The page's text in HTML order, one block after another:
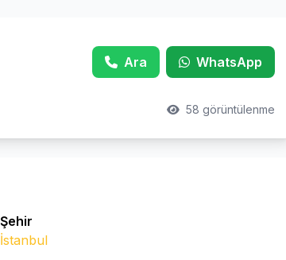
Ara WhatsApp
58 görüntülenme
Şehir
İstanbul